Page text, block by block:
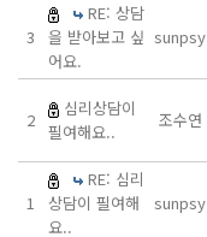
3
RE: 상담
을 받아보고 싶
어요.
sunpsy
2
심리상담이
필여해요..
조수연
1
RE: 심리
상담이 필여해
요..
sunpsy